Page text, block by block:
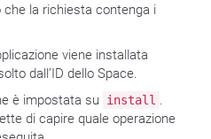
che la richiesta contenga i
viene installata
dall’ID dello Space.
è impostata su install .
di capire quale operazione